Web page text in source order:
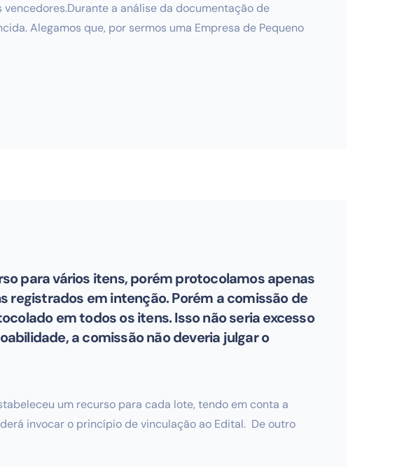
a análise da documentação de
Alegamos que, por sermos uma Empresa de Pequeno
para vários itens, porém protocolamos apenas
em intenção. Porém a comissão de
em todos os itens. Isso não seria excesso
a comissão não deveria julgar o
um recurso para cada lote, tendo em conta a
invocar o princípio de vinculação ao Edital. De outro